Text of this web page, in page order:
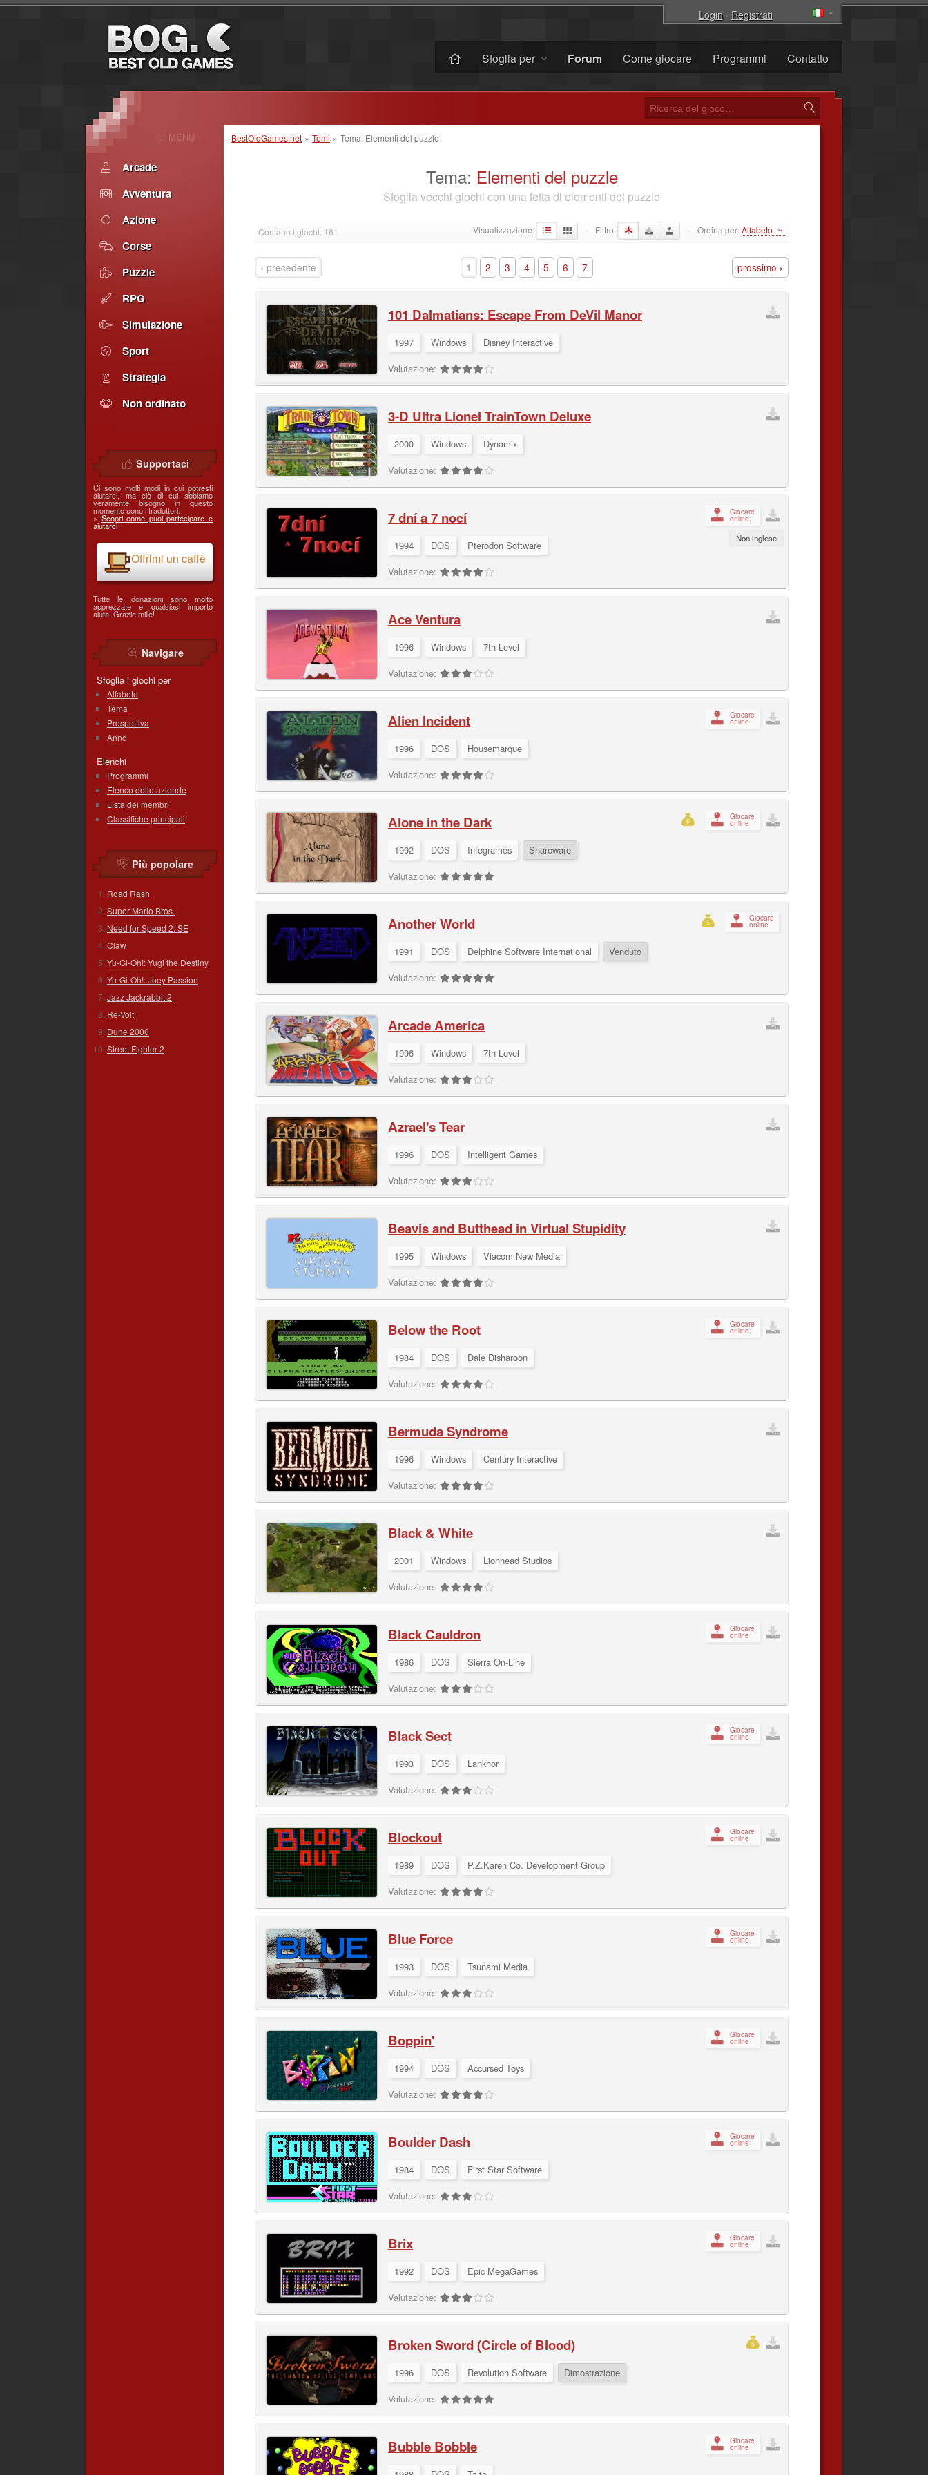
Login· Registrati
Sfoglia per Forum Come giocare Programmi Contatto
BestOldGames.net » Temi » Tema: Elementi del puzzle
Tema: Elementi del puzzle
Sfoglia vecchi giochi con una fetta di elementi del puzzle
Contano i giochi: 161 Visualizzazione: · Filtro: · Ordina per:Alfabeto
‹ precedente 1 2 3 4 5 6 7 prossimo ›
101 Dalmatians: Escape From DeVil Manor
1997 Windows
Disney Interactive
Valutazione:
3-D Ultra Lionel TrainTown Deluxe
2000 Windows
Dynamix
Valutazione:
Giocare
online
7 dní a 7 nocí
Non inglese
1994 DOS
Pterodon Software
Valutazione:
Ace Ventura
1996 Windows
7th Level
Valutazione:
Giocare
online
Alien Incident
1996 DOS
Housemarque
Valutazione:
Giocare
online
Alone in the Dark
1992 DOS Infogrames
Shareware
Valutazione:
Giocare
online
Another World
1991 DOS Delphine Software International
Venduto
Valutazione:
Arcade America
1996 Windows
7th Level
Valutazione:
Azrael's Tear
1996 DOS
Intelligent Games
Valutazione:
Beavis and Butthead in Virtual Stupidity
1995 Windows
Viacom New Media
Valutazione:
Giocare
online
Below the Root
1984 DOS
Dale Disharoon
Valutazione:
Bermuda Syndrome
1996 Windows
Century Interactive
Valutazione:
Black & White
2001 Windows
Lionhead Studios
Valutazione:
Giocare
online
Black Cauldron
1986 DOS
Sierra On-Line
Valutazione:
Giocare
online
Black Sect
1993 DOS
Lankhor
Valutazione:
Giocare
online
Blockout
1989 DOS
P.Z.Karen Co. Development Group
Valutazione:
Giocare
online
Blue Force
1993 DOS
Tsunami Media
Valutazione:
Giocare
online
Boppin'
1994 DOS
Accursed Toys
Valutazione:
Giocare
online
Boulder Dash
1984 DOS
First Star Software
Valutazione:
Giocare
online
Brix
1992 DOS
Epic MegaGames
Valutazione:
Broken Sword (Circle of Blood)
1996 DOS Revolution Software
Dimostrazione
Valutazione:
Giocare
online
Bubble Bobble
MENU
Arcade
Avventura
Azione
Corse
Puzzle
RPG
Simulazione
Sport
Strategia
Non ordinato
Supportaci
Ci sono molti modi in cui potresti
aiutarci, ma ciò di cui abbiamo
veramente bisogno in questo
momento sono i traduttori.
» Scopri come puoi partecipare e
aiutarci
Offrimi un caffè
Tutte le donazioni sono molto
apprezzate e qualsiasi importo
aiuta. Grazie mille!
Navigare
Sfoglia i giochi per
Alfabeto
Tema
Prospettiva
Anno
Elenchi
Programmi
Elenco delle aziende
Lista dei membri
Classifiche principali
Più popolare
Road Rash
Super Mario Bros.
Need for Speed 2: SE
Claw
Yu-Gi-Oh!: Yugi the Destiny
Yu-Gi-Oh!: Joey Passion
Jazz Jackrabbit 2
Re-Volt
Dune 2000
Street Fighter 2